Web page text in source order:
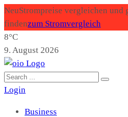
NeuStrompreise vergleichen und
findenzum Stromvergleich
8°C
9. August 2026
Login
Business